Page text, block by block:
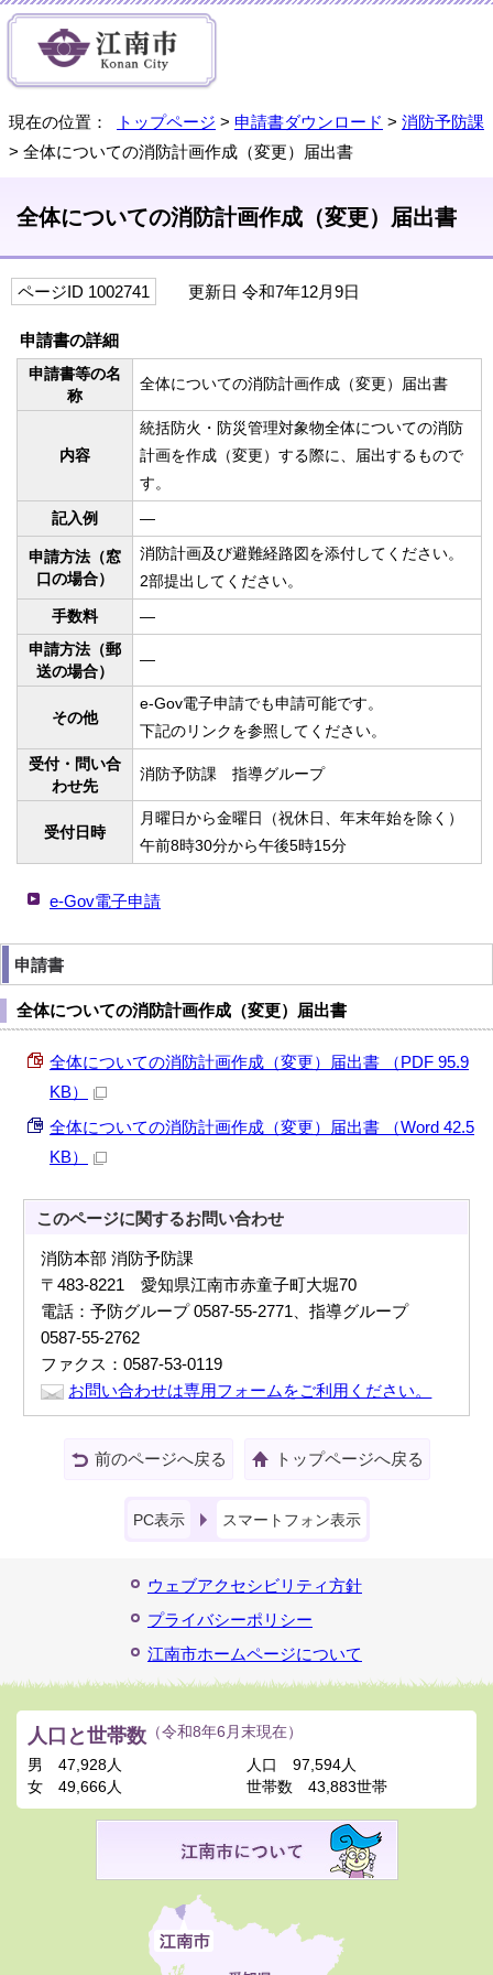
現在の位置： トップページ > 申請書ダウンロード > 消防予防課
> 全体についての消防計画作成（変更）届出書
全体についての消防計画作成（変更）届出書
ページID 1002741 更新日 令和7年12月9日
申請書の詳細
申請書等の名
称
全体についての消防計画作成（変更）届出書
内容
統括防火・防災管理対象物全体についての消防
計画を作成（変更）する際に、届出するもので
す。
記入例
—
申請方法（窓
口の場合）
消防計画及び避難経路図を添付してください。
2部提出してください。
手数料
—
申請方法（郵
送の場合）
—
その他
e-Gov電子申請でも申請可能です。
下記のリンクを参照してください。
受付・問い合
わせ先
消防予防課 指導グループ
受付日時
月曜日から金曜日（祝休日、年末年始を除く）
午前8時30分から午後5時15分
e-Gov電子申請
申請書
全体についての消防計画作成（変更）届出書
全体についての消防計画作成（変更）届出書 （PDF 95.9
KB）
全体についての消防計画作成（変更）届出書 （Word 42.5
KB）
このページに関するお問い合わせ
消防本部 消防予防課
〒483-8221 愛知県江南市赤童子町大堀70
電話：予防グループ 0587-55-2771、指導グループ
0587-55-2762
ファクス：0587-53-0119
お問い合わせは専用フォームをご利用ください。
前のページへ戻る トップページへ戻る
PC表示 スマートフォン表示
ウェブアクセシビリティ方針
プライバシーポリシー
江南市ホームページについて
人口と世帯数 （令和8年6月末現在）
男
47,928人
女
49,666人
人口
97,594人
世帯数
43,883世帯